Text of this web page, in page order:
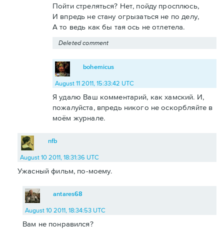
Пойти стреляться? Нет, пойду просплюсь,
И впредь не стану огрызаться не по делу,
А то ведь как бы тая ось не отлетела.
Deleted comment
bohemicus
August 11 2011, 15:33:42 UTC
Я удалю Ваш комментарий, как хамский. И,
пожалуйста, впредь никого не оскорбляйте в
моём журнале.
nfb
August 10 2011, 18:31:36 UTC
Ужасный фильм, по-моему.
antares68
August 10 2011, 18:34:53 UTC
Вам не понравился?